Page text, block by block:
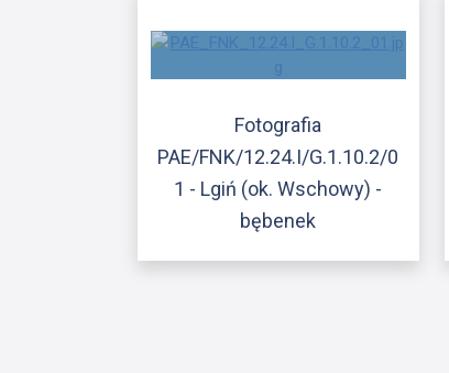
Fotografia
PAE/FNK/12.24.I/G.1.10.2/0
1 - Lgiń (ok. Wschowy) -
bębenek